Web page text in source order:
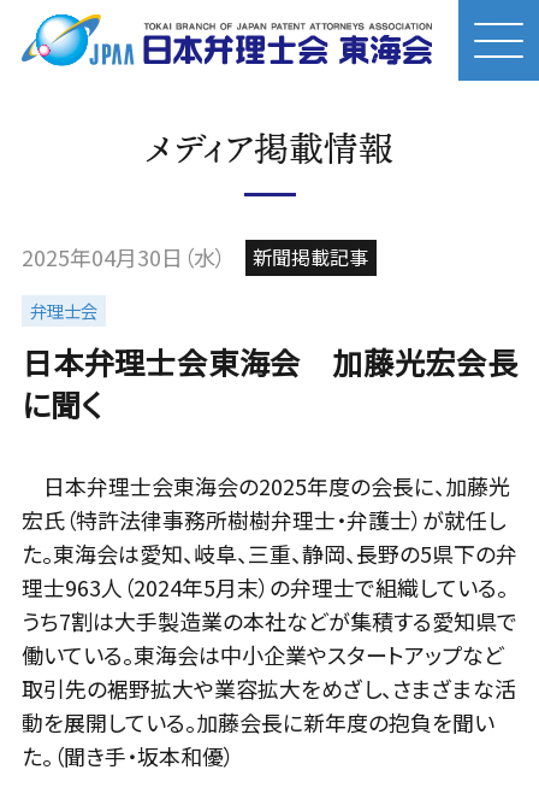
メディア掲載情報
日本弁理士会東海会 加藤光宏会長
に聞く
2025年04月30日（水） 新聞掲載記事
弁理士会
日本弁理士会東海会の2025年度の会長に、加藤光
宏氏（特許法律事務所樹樹弁理士・弁護士）が就任し
た。東海会は愛知、岐阜、三重、静岡、長野の5県下の弁
理士963人（2024年5月末）の弁理士で組織している。
うち7割は大手製造業の本社などが集積する愛知県で
働いている。東海会は中小企業やスタートアップなど
取引先の裾野拡大や業容拡大をめざし、さまざまな活
動を展開している。加藤会長に新年度の抱負を聞い
た。（聞き手・坂本和優）